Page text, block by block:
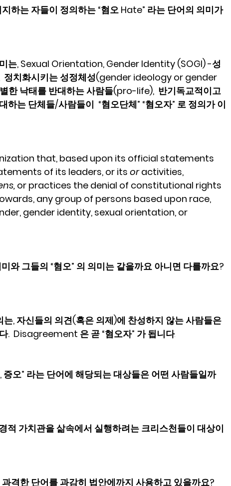
하는 자들이 정의하는 “혐오 Hate” 라는 단어의 의미가
미는, Sexual Orientation, Gender Identity (SOGI) -성
정치화시키는 성정체성(gender ideology or gender
한 낙태를 반대하는 사람들(pro-life),  반기독교적이고
는 단체들/사람들이  “혐오단체” “혐오자” 로 정의가 이
that, based upon its official statements
of its leaders, or its or activities,
or practices the denial of constitutional rights
any group of persons based upon race,
gender identity, sexual orientation, or
와 그들의 “혐오” 의 의미는 같을까요 아니면 다를까요?
, 자신들의 의견(혹은 의제)에 찬성하지 않는 사람들은
.  Disagreement 은 곧 “혐오자” 가 됩니다.
증오” 라는 단어에 해당되는 대상들은 어떤 사람들일까
적 가치관을 삶속에서 실행하려는 크리스천들이 대상이
과격한 단어를 과감히 법안에까지 사용하고 있을까요?